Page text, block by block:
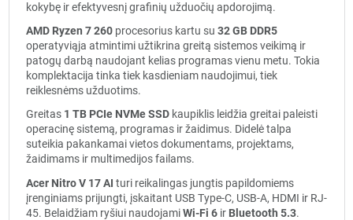
kokybę ir efektyvesnį grafinių užduočių apdorojimą.
AMD Ryzen 7 260procesorius kartu su 32 GB DDR5
operatyviąja atmintimi užtikrina greitą sistemos veikimą ir
patogų darbą naudojant kelias programas vienu metu. Tokia
komplektacija tinka tiek kasdieniam naudojimui, tiek
reiklesnėms užduotims.
Greitas 1 TB PCIe NVMe SSDkaupiklis leidžia greitai paleisti
operacinę sistemą, programas ir žaidimus. Didelė talpa
suteikia pakankamai vietos dokumentams, projektams,
žaidimams ir multimedijos failams.
Acer Nitro V 17 AI turi reikalingas jungtis papildomiems
įrenginiams prijungti, įskaitant USB Type-C, USB-A, HDMI ir RJ-
45. Belaidžiam ryšiui naudojamiWi-Fi 6ir Bluetooth 5.3.